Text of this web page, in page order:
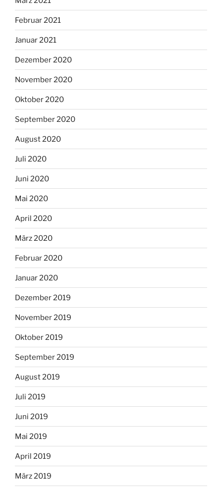
Februar 2021
Januar 2021
Dezember 2020
November 2020
Oktober 2020
September 2020
August 2020
Juli 2020
Juni 2020
Mai 2020
April 2020
März 2020
Februar 2020
Januar 2020
Dezember 2019
November 2019
Oktober 2019
September 2019
August 2019
Juli 2019
Juni 2019
Mai 2019
April 2019
März 2019